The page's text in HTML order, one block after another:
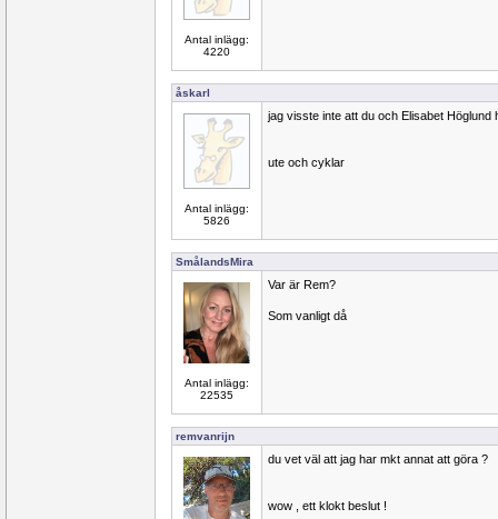
Antal inlägg:
4220
åskarl
Antal inlägg:
5826
jag visste inte att du och Elisabet Höglund
ute och cyklar
SmålandsMira
Antal inlägg:
22535
Var är Rem?
Som vanligt då
remvanrijn
du vet väl att jag har mkt annat att göra ?
wow , ett klokt beslut !